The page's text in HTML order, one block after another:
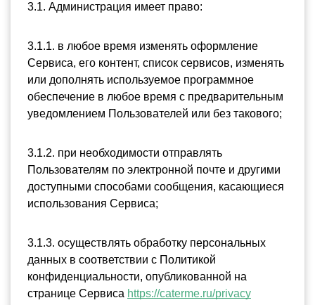
3.1. Администрация имеет право:
3.1.1. в любое время изменять оформление
Сервиса, его контент, список сервисов, изменять
или дополнять используемое программное
обеспечение в любое время с предварительным
уведомлением Пользователей или без такового;
3.1.2. при необходимости отправлять
Пользователям по электронной почте и другими
доступными способами сообщения, касающиеся
использования Сервиса;
3.1.3. осуществлять обработку персональных
данных в соответствии с Политикой
конфиденциальности, опубликованной на
странице Сервиса https://caterme.ru/privacy